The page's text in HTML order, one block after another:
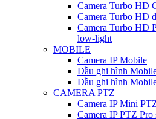
Camera Turbo HD
Camera Turbo HD
Camera Turbo HD
low-light
MOBILE
Camera IP Mobile
Đầu ghi hình
Đầu ghi hình
CAMERA PTZ
Camera IP Mini
Camera IP PTZ Pro